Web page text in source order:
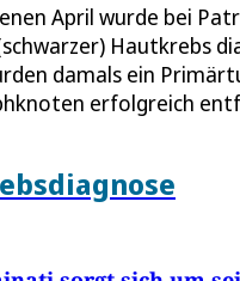
April wurde bei
Hautkrebs
damals ein
erfolgreich